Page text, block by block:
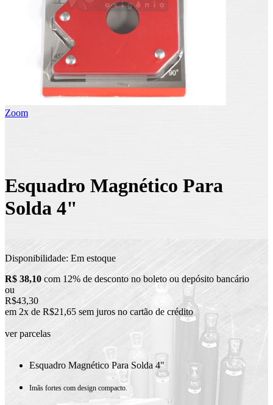
Zoom
Esquadro Magnético Para
Solda 4"
Disponibilidade: Em estoque
R$ 38,10 com 12% de desconto no boleto ou depósito bancário
ou
R$43,30
em 2x de R$21,65 sem juros no cartão de crédito
ver parcelas
Esquadro Magnético Para Solda 4"
Imãs fortes com design compacto.